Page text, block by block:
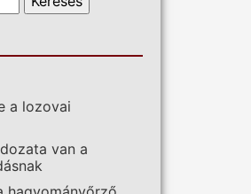
a lozovai
van a